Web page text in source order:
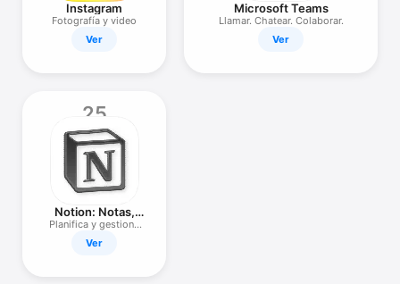
Instagram
Fotografía y video
Ver
Microsoft Teams
Llamar. Chatear. Colaborar.
Ver
25
Notion: Notas,
tareas e IA
Planifica y gestiona
proyectos
Ver